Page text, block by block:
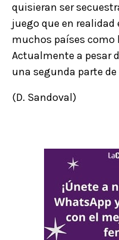
quisieran ser
juego que en
muchos países como
Actualmente a pesar
una segunda parte
(D. Sandoval)